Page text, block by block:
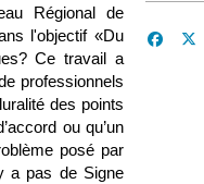
Régional de
l'objectif «Du
Ce travail a
professionnels
des points
ou qu’un
posé par
a pas de Signe